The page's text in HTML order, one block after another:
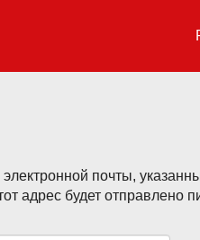
почты,
адрес будет отправлено